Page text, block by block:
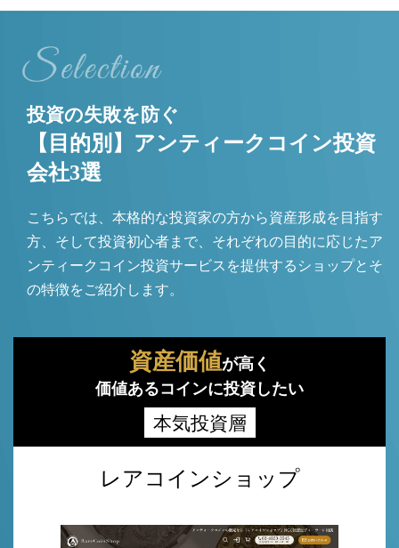
投資の失敗を防ぐ
【目的別】アンティークコイン投資
会社3選
こちらでは、本格的な投資家の方から資産形成を目指す
方、そして投資初心者まで、それぞれの目的に応じたア
ンティークコイン投資サービスを提供するショップとそ
の特徴をご紹介します。
資産価値が高く
価値あるコインに投資したい
本気投資層
レアコインショップ